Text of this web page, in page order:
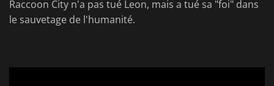
Raccoon City n'a pas tué Leon, mais a tué sa "foi" dans
le sauvetage de l'humanité.